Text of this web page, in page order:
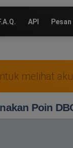
API
melihat
Poin